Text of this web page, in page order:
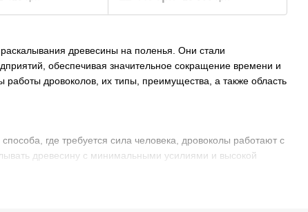
древесины на поленья. Они стали
обеспечивая значительное сокращение времени и
дровоколов, их типы, преимущества, а также область
где требуется сила человека, дровоколы работают с
древесину с минимальными усилиями и высокой